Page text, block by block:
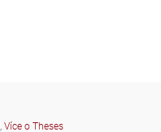
, Více o Theses